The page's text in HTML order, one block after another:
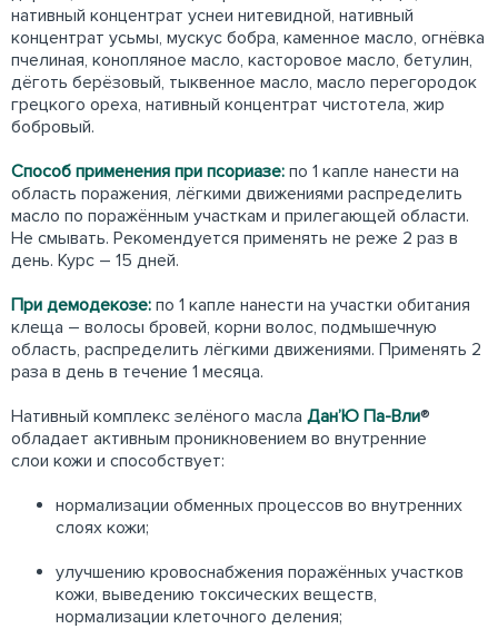
нативный концентрат уснеи нитевидной, нативный
концентрат усьмы, мускус бобра, каменное масло, огнёвка
пчелиная, конопляное масло, касторовое масло, бетулин,
дёготь берёзовый, тыквенное масло, масло перегородок
грецкого ореха, нативный концентрат чистотела, жир
бобровый.
Способ применения при псориазе: по 1 капле нанести на
область поражения, лёгкими движениями распределить
масло по поражённым участкам и прилегающей области.
Не смывать. Рекомендуется применять не реже 2 раз в
день. Курс – 15 дней.
При демодекозе: по 1 капле нанести на участки обитания
клеща – волосы бровей, корни волос, подмышечную
область, распределить лёгкими движениями. Применять 2
раза в день в течение 1 месяца.
Нативный комплекс зелёного масла Дан’Ю Па-Вли®
обладает активным проникновением во внутренние
слои кожи и способствует:
нормализации обменных процессов во внутренних
слоях кожи;
улучшению кровоснабжения поражённых участков
кожи, выведению токсических веществ,
нормализации клеточного деления;